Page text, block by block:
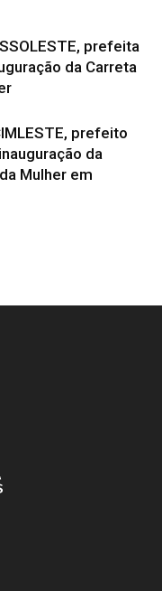
prefeita
da Carreta
prefeito
da
Mulher em